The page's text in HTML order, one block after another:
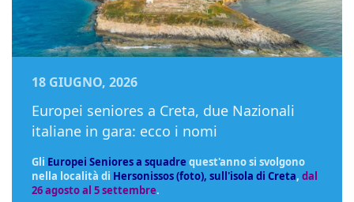
18 GIUGNO, 2026
Europei seniores a Creta, due Nazionali
italiane in gara: ecco i nomi
Gli Europei Seniores a squadre quest'anno si svolgono
nella località di Hersonissos (foto), sull'isola di Creta, dal
26 agosto al 5 settembre.